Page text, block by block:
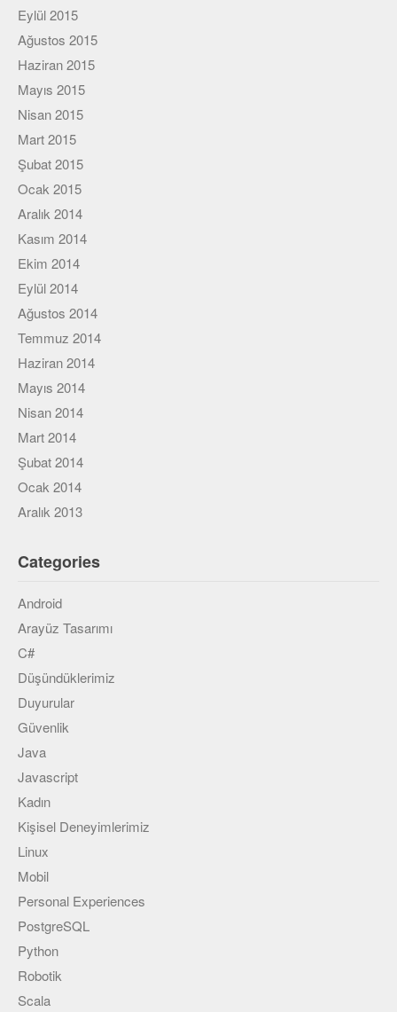
Eylül 2015
Ağustos 2015
Haziran 2015
Mayıs 2015
Nisan 2015
Mart 2015
Şubat 2015
Ocak 2015
Aralık 2014
Kasım 2014
Ekim 2014
Eylül 2014
Ağustos 2014
Temmuz 2014
Haziran 2014
Mayıs 2014
Nisan 2014
Mart 2014
Şubat 2014
Ocak 2014
Aralık 2013
Categories
Android
Arayüz Tasarımı
C#
Düşündüklerimiz
Duyurular
Güvenlik
Java
Javascript
Kadın
Kişisel Deneyimlerimiz
Linux
Mobil
Personal Experiences
PostgreSQL
Python
Robotik
Scala